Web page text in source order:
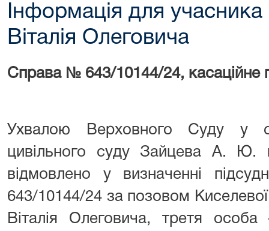
Інформація для
Віталія Олеговича
Справа № 643/10144/24,
Ухвалою Верховного Суду у
цивільного суду Зайцева А. Ю.
відмовлено у визначенні
643/10144/24 за позовом
Віталія Олеговича, третя